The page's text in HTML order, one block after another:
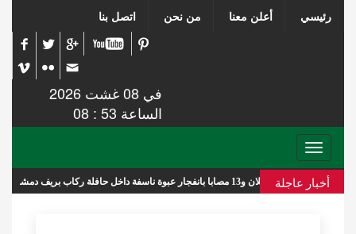
رئيسي أعلن معنا من نحن اتصل بنا
في 08 غشت 2026
الساعة 53 : 08
Toggle
navigation
أخبار عاجلة
قتيلان و13 مصابا بانفجار عبوة ناسفة داخل حافلة ركاب بريف دمشق